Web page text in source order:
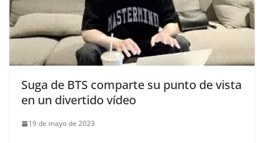
Suga de BTS comparte su punto de vista
en un divertido vídeo
19 de mayo de 2023